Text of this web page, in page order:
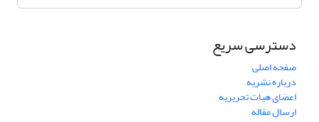
دسترسی سریع
صفحه اصلی
درباره نشریه
اعضای هیات تحریریه
ارسال مقاله